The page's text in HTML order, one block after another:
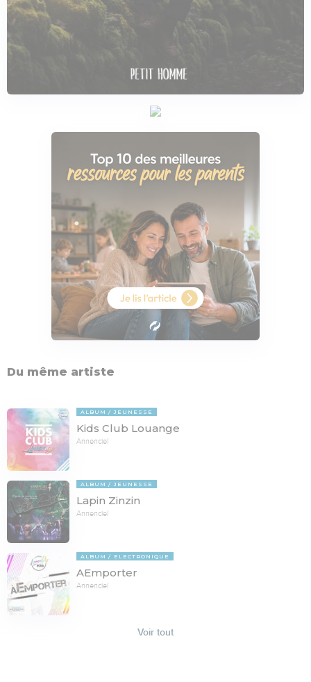
Du même artiste
ALBUM JEUNESSE
Kids Club Louange
Annenciel
ALBUM JEUNESSE
Lapin Zinzin
Annenciel
ALBUM ELECTRONIQUE
AEmporter
Annenciel
Voir tout